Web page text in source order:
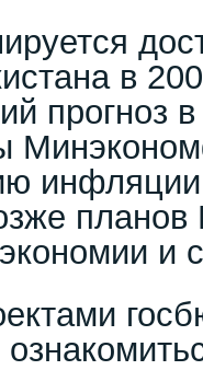
в
прогноз
и